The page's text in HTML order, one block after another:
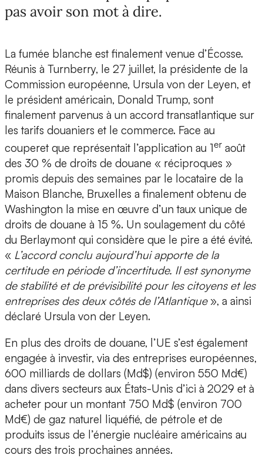
pas avoir son mot à dire.
La fumée blanche est finalement venue d’Écosse.
Réunis à Turnberry, le 27 juillet, la présidente de la
Commission européenne, Ursula von der Leyen, et
le président américain, Donald Trump, sont
finalement parvenus à un accord transatlantique sur
les tarifs douaniers et le commerce. Face au
couperet que représentait l’application au 1er août
des 30 % de droits de douane « réciproques »
promis depuis des semaines par le locataire de la
Maison Blanche, Bruxelles a finalement obtenu de
Washington la mise en œuvre d’un taux unique de
droits de douane à 15 %. Un soulagement du côté
du Berlaymont qui considère que le pire a été évité.
« L’accord conclu aujourd’hui apporte de la
certitude en période d’incertitude. Il est synonyme
de stabilité et de prévisibilité pour les citoyens et les
entreprises des deux côtés de l’Atlantique», a ainsi
déclaré Ursula von der Leyen.
En plus des droits de douane, l’UE s’est également
engagée à investir, via des entreprises européennes,
600 milliards de dollars (Md$) (environ 550 Md€)
dans divers secteurs aux États-Unis d’ici à 2029 et à
acheter pour un montant 750 Md$ (environ 700
Md€) de gaz naturel liquéfié, de pétrole et de
produits issus de l’énergie nucléaire américains au
cours des trois prochaines années.